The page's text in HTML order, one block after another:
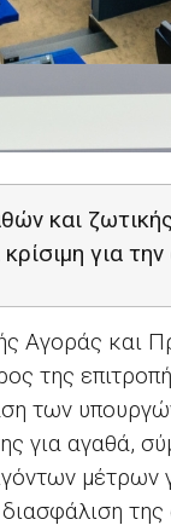
και
για
Αγοράς και
της
των
για αγαθά,
μέτρων